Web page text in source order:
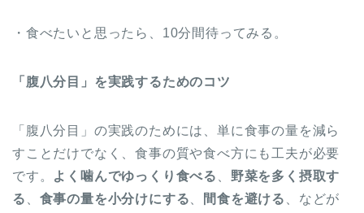
・食べたいと思ったら、10分間待ってみる。
「腹八分目」を実践するためのコツ
「腹八分目」の実践のためには、単に食事の量を減ら
すことだけでなく、食事の質や食べ方にも工夫が必要
です。 よく噛んでゆっくり食べる
野菜を多く摂取す
る
食事の量を小分けにする 間食を避ける
、などが